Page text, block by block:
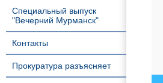
Специальный выпуск
"Вечерний Мурманск"
Контакты
Прокуратура разъясняет